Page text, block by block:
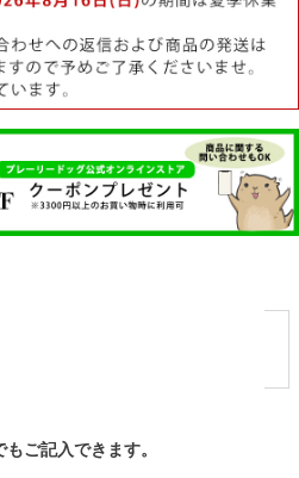
ご記入できます。